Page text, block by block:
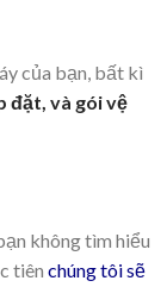
của bạn, bất kì
đặt, và gói vệ
không tìm hiểu
tiên chúng tôi sẽ